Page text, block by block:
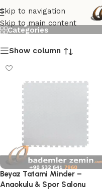
Skip to navigation
Skip to main content
Dayanıklı
Categories
Show column
Beyaz Tatami Minder –
Anaokulu & Spor Salonu